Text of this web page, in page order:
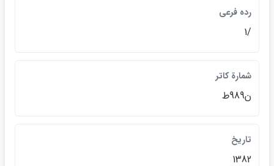
رده فرعي
/1
شمارة كاتر
ن989ط
تاريخ
1382